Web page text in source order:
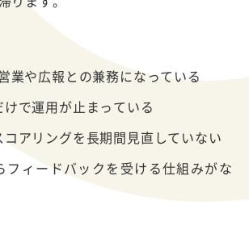
業や広報との兼務になっている
けで運用が止まっている
コアリングを長期間見直していない
フィードバックを受ける仕組みがな